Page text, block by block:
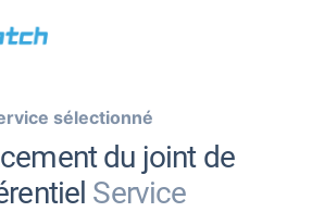
sélectionné
du joint de
Service